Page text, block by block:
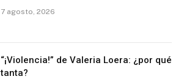
7 agosto, 2026
“¡Violencia!” de Valeria Loera: ¿por qué
tanta?